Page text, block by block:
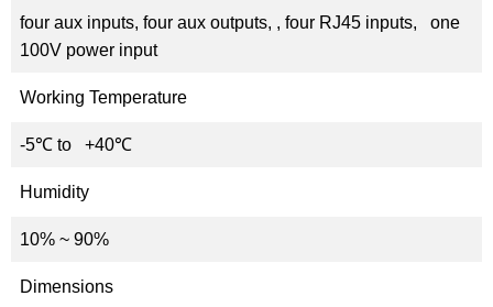
four aux inputs, four aux outputs, , four RJ45 inputs, one
100V power input
Working Temperature
-5℃ to +40℃
Humidity
10% ~ 90%
Dimensions